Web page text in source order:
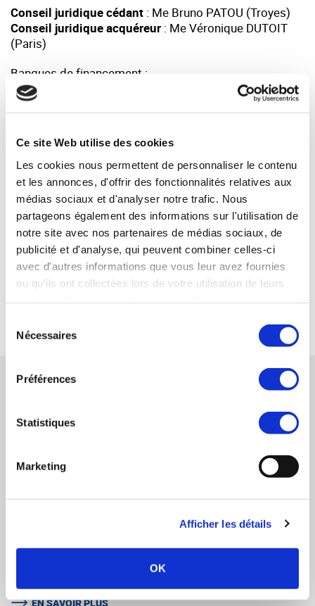
Ce site Web utilise des cookies
Les cookies nous permettent de personnaliser le contenu
et les annonces, d'offrir des fonctionnalités relatives aux
médias sociaux et d'analyser notre trafic. Nous
partageons également des informations sur l'utilisation de
notre site avec nos partenaires de médias sociaux, de
publicité et d'analyse, qui peuvent combiner celles-ci
avec d'autres informations que vous leur avez fournies
ou qu'ils ont collectées lors de votre utilisation de leurs
Nécessaires
Préférences
Statistiques
Marketing
Afficher les détails
OK
Conseil juridique cédant : Me Bruno PATOU (Troyes)
Conseil juridique acquéreur : Me Véronique DUTOIT
(Paris)
Banques de financement :
- CIC Troyes
- Crédit Mutuel Troyes
Votre interlocuteur :
Bernard BESSON — Synercom France Ile de
France
bbesson@synercom-france.fr
SYNERCOM ILE DE FRANCE
RÉFÉRENCES CONNEXES
SYNERCOM FRANCE SUD EST organise la
EN SAVOIR PLUS
Synercom France Auvergne Rhône Alpes
Synercom France Auvergne Rhône-Alpes
EN SAVOIR PLUS